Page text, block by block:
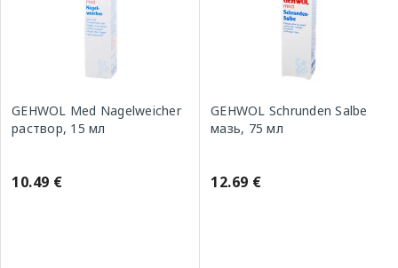
GEHWOL Med Nagelweicher
раствор, 15 мл
10.49 €
GEHWOL Schrunden Salbe
мазь, 75 мл
12.69 €